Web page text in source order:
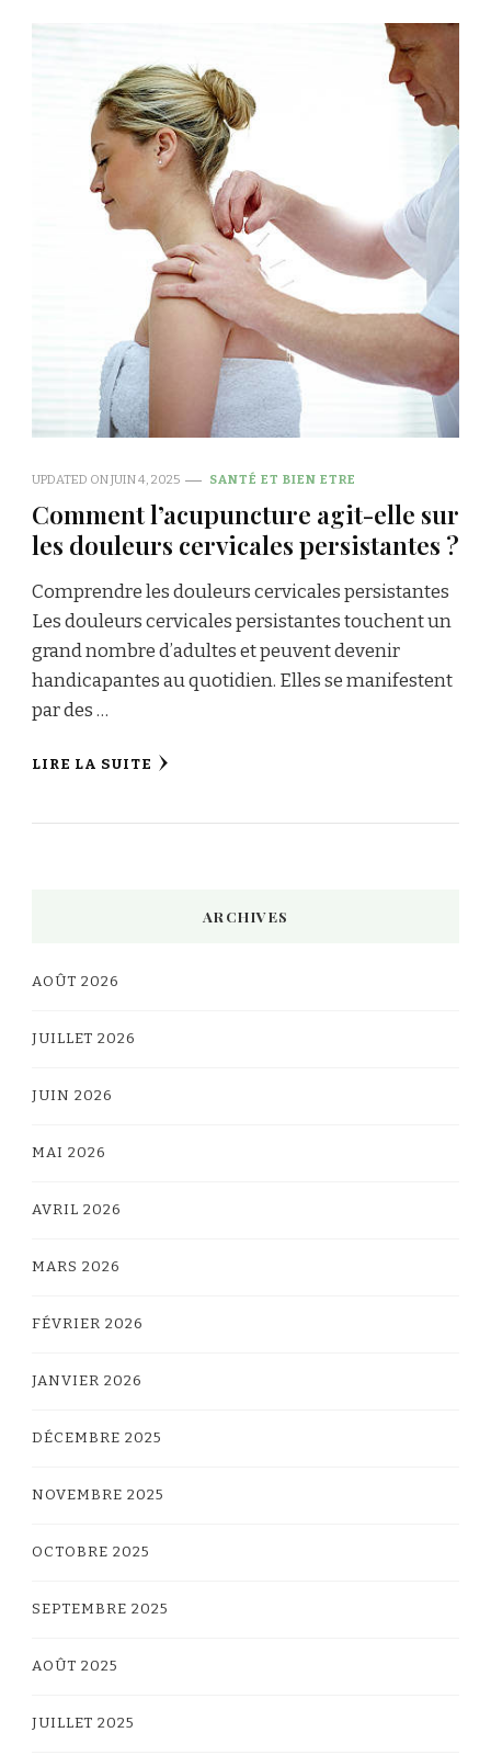
UPDATED ONJUIN 4, 2025 SANTÉ ET BIEN ETRE
Comment l’acupuncture agit-elle sur
les douleurs cervicales persistantes ?
Comprendre les douleurs cervicales persistantes
Les douleurs cervicales persistantes touchent un
grand nombre d’adultes et peuvent devenir
handicapantes au quotidien. Elles se manifestent
par des …
LIRE LA SUITE
ARCHIVES
AOÛT 2026
JUILLET 2026
JUIN 2026
MAI 2026
AVRIL 2026
MARS 2026
FÉVRIER 2026
JANVIER 2026
DÉCEMBRE 2025
NOVEMBRE 2025
OCTOBRE 2025
SEPTEMBRE 2025
AOÛT 2025
JUILLET 2025